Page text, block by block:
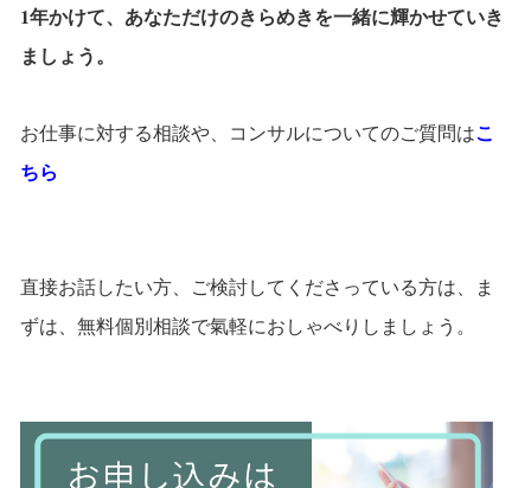
1年かけて、あなただけのきらめきを一緒に輝かせていき
ましょう。
お仕事に対する相談や、コンサルについてのご質問はこ
ちら
直接お話したい方、ご検討してくださっている方は、ま
ずは、無料個別相談で氣軽におしゃべりしましょう。